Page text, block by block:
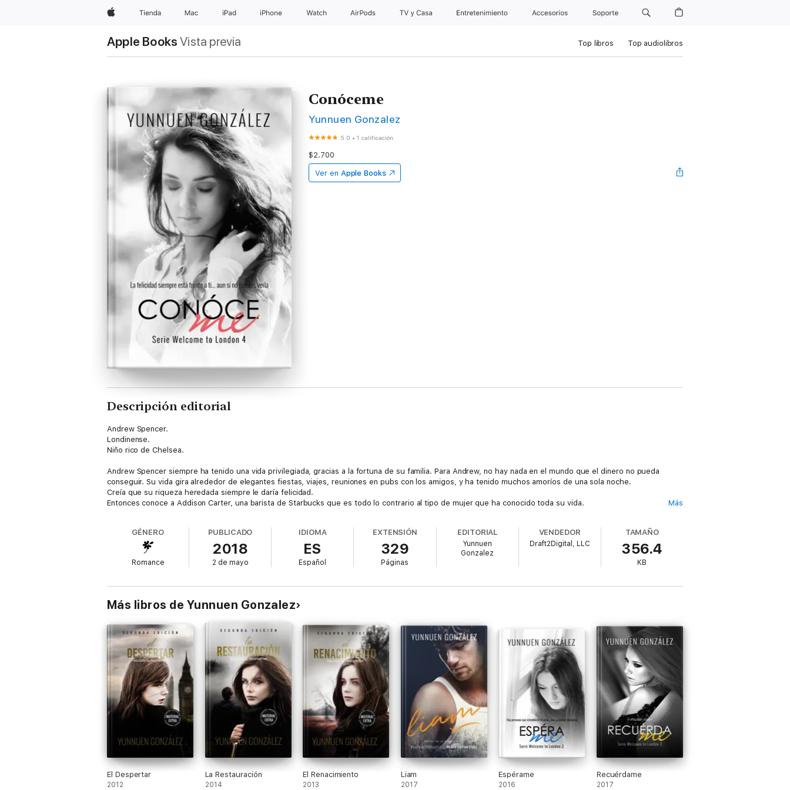
AppleTienda Mac iPad iPhone Watch AirPods TV & Casa Entretenimiento Accesorios Soporte
Apple Books Vista previa Top libros Top audiolibros
Conóceme
Yunnuen Gonzalez
5.0 •1 calificación
$2.700
Ver en Apple Books
Descripción editorial
Andrew Spencer.
Londinense.
Niño rico de Chelsea.
Andrew Spencer siempre ha tenido una vida privilegiada, gracias a la fortuna de su familia. Para Andrew, no hay nada en el mundo que el dinero no pueda
conseguir. Su vida gira alrededor de elegantes fiestas, viajes, reuniones en pubs con los amigos, y ha tenido muchos amoríos de una sola noche.
Creía que su riqueza heredada siempre le daría felicidad.
Entonces conoce a Addison Carter, una barista de Starbucks que es todo lo contrario al tipo de mujer que ha conocido toda su vida.
Ambos conocerán el amor, la confianza y el verdadero dolor. Pero, sobre todo, se darán cuenta que la felicidad siempre está frente a uno, aún si no se puede
Más
GÉNERO
Romance
PUBLICADO
2018
2 de mayo
IDIOMA
ES
Español
EXTENSIÓN
329
Páginas
EDITORIAL
Yunnuen
Gonzalez
VENDEDOR
Draft2Digital, LLC
TAMAÑO
356.4
KB
Más libros de Yunnuen Gonzalez
El Despertar
2012
La Restauración
2014
El Renacimiento
2013
Liam
2017
Espérame
2016
Recuérdame
2017